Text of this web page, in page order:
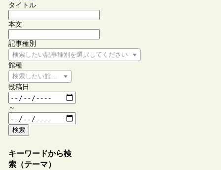
タイトル
本文
記事種別
検索したい記事種別を選択してください
館種
検索したい館種を選択してください
投稿日
～
検索
キーワードから検
索（テーマ）